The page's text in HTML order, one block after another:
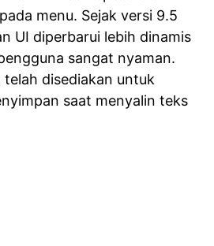
menu. Sejak versi 9.5
UI diperbarui lebih dinamis
sangat nyaman.
disediakan untuk
saat menyalin teks